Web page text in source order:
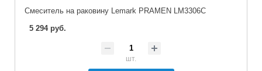
Cмеситель на раковину Lemark PRAMEN LM3306C
5 294 руб.
шт.